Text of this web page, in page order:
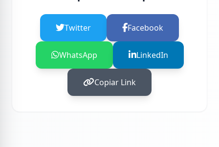
Twitter Facebook
WhatsApp LinkedIn
Copiar Link